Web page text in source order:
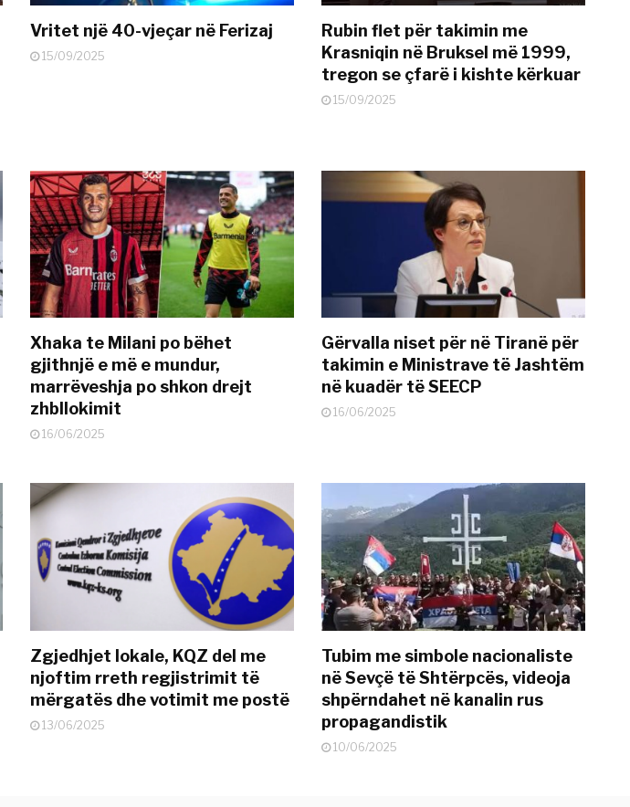
Vritet një 40-vjeçar në Ferizaj
15/09/2025
Rubin flet për takimin me
Krasniqin në Bruksel më 1999,
tregon se çfarë i kishte kërkuar
15/09/2025
Xhaka te Milani po bëhet
gjithnjë e më e mundur,
marrëveshja po shkon drejt
zhbllokimit
16/06/2025
Gërvalla niset për në Tiranë për
takimin e Ministrave të Jashtëm
në kuadër të SEECP
16/06/2025
Zgjedhjet lokale, KQZ del me
njoftim rreth regjistrimit të
mërgatës dhe votimit me postë
13/06/2025
Tubim me simbole nacionaliste
në Sevçë të Shtërpcës, videoja
shpërndahet në kanalin rus
propagandistik
10/06/2025